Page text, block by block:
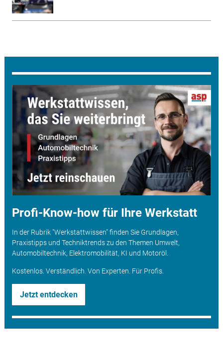
Profi-Know-how für Ihre Werkstatt
In der Rubrik "Werkstattwissen" finden Sie Grundlagen,
Praxistipps und Techniktrends zu den Themen Umwelt,
Automobiltechnik, Elektromobilität, KI und Motoröl.
Kostenlos. Verständlich. Von Experten. Für Profis.
Jetzt entdecken